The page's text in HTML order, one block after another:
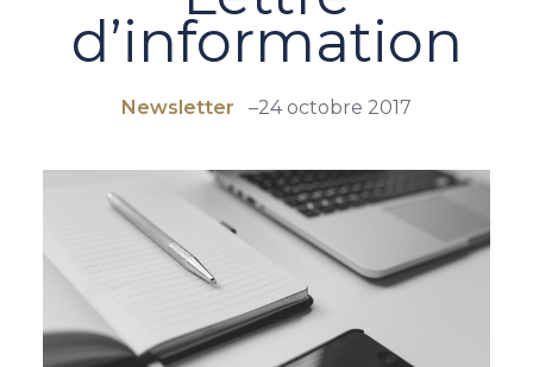
d’information
Newsletter –24 octobre 2017